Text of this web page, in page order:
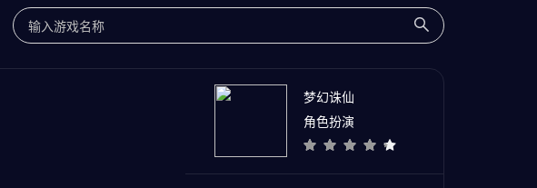
梦幻诛仙
角色扮演